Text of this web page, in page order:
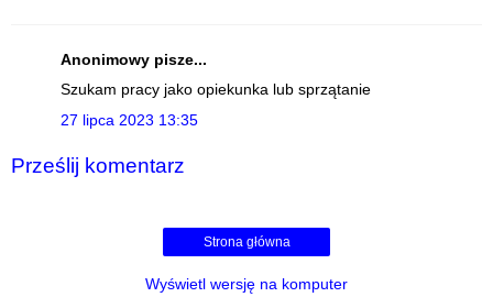
Anonimowy pisze...
Szukam pracy jako opiekunka lub sprzątanie
27 lipca 2023 13:35
Prześlij komentarz
Strona główna
Wyświetl wersję na komputer